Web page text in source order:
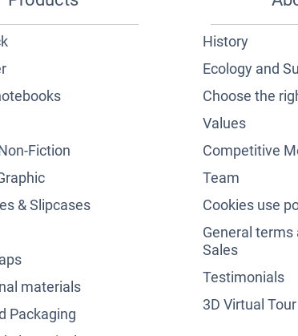
Fiction
& Slipcases
materials
Packaging
History
Ecology and
Choose the
Values
Competitive
Team
Cookies use
General
Sales
Testimonials
3D Virtual Tour